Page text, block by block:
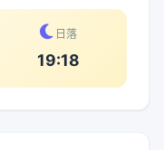
日落
19:18